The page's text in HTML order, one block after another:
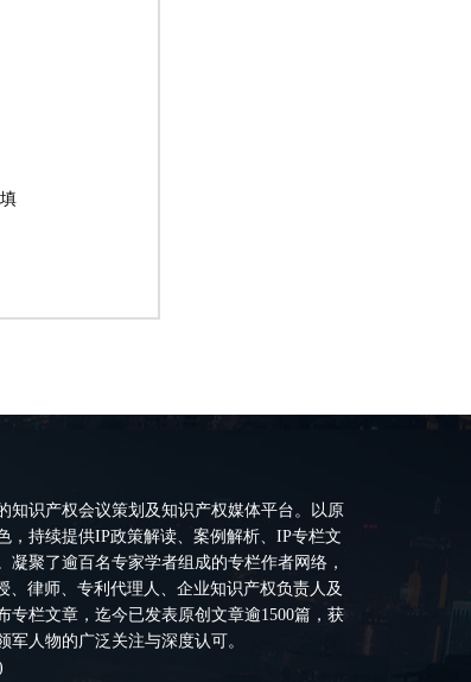
知识产权会议策划及知识产权媒体平台。以原
，持续提供IP政策解读、案例解析、IP专栏文
凝聚了逾百名专家学者组成的专栏作者网络，
、律师、专利代理人、企业知识产权负责人及
专栏文章，迄今已发表原创文章逾1500篇，获
军人物的广泛关注与深度认可。